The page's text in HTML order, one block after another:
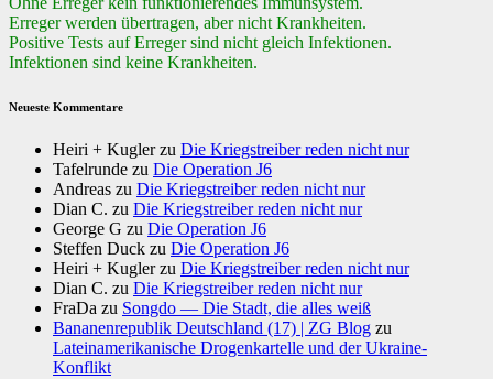
Erreger werden übertragen, aber nicht Krankheiten.
Positive Tests auf Erreger sind nicht gleich Infektionen.
Infektionen sind keine Krankheiten.
Neueste Kommentare
Heiri + Kuglerzu Die Kriegstreiber reden nicht nur
Tafelrunde zu Die Operation J6
Andreas zu Die Kriegstreiber reden nicht nur
Dian C. zu Die Kriegstreiber reden nicht nur
George G zu Die Operation J6
Steffen Duck zu Die Operation J6
Heiri + Kuglerzu Die Kriegstreiber reden nicht nur
Dian C. zu Die Kriegstreiber reden nicht nur
FraDa zu Songdo — Die Stadt, die alles weiß
Bananenrepublik Deutschland (17) | ZG Blog zu
Lateinamerikanische Drogenkartelle und der Ukraine-
Konflikt